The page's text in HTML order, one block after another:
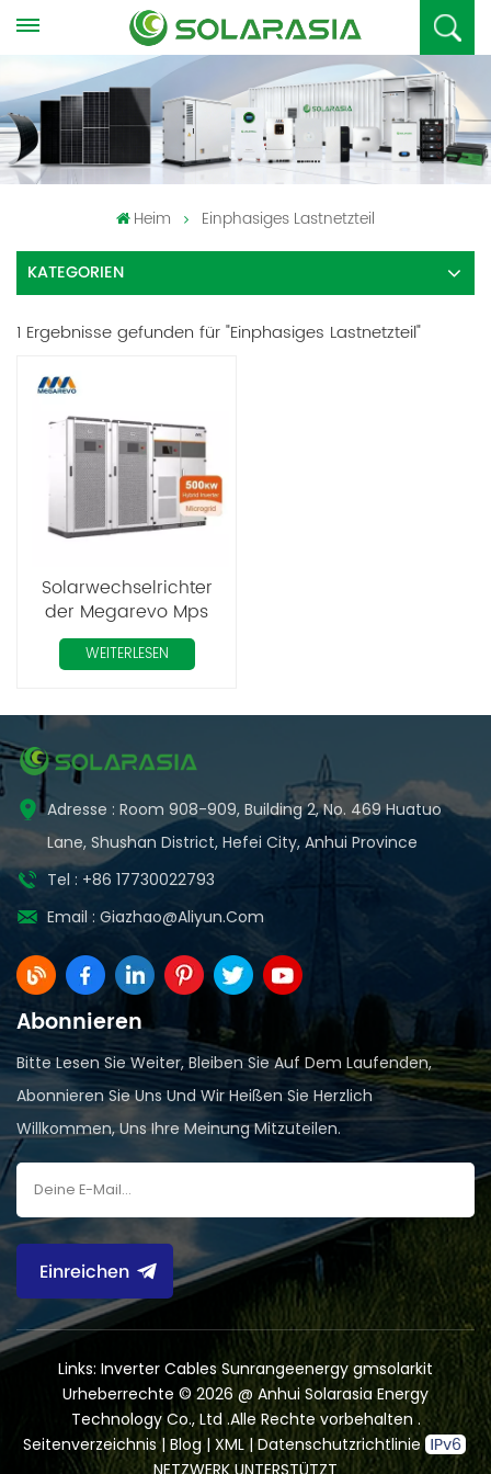
Heim Einphasiges Lastnetzteil
KATEGORIEN
1 Ergebnisse gefunden für "Einphasiges Lastnetzteil"
Solarwechselrichter
der Megarevo Mps
Microgrid-Serie, 50 kW
bis 500 kW,
Wechselrichter
WEITERLESEN
Adresse : Room 908-909, Building 2, No. 469 Huatuo
Lane, Shushan District, Hefei City, Anhui Province
Tel : +86 17730022793
Email : Giazhao@aliyun.com
Abonnieren
Bitte Lesen Sie Weiter, Bleiben Sie Auf Dem Laufenden,
Abonnieren Sie Uns Und Wir Heißen Sie Herzlich
Willkommen, Uns Ihre Meinung Mitzuteilen.
Einreichen
Links: Inverter Cables Sunrangeenergy gmsolarkit
Urheberrechte © 2026 @ Anhui Solarasia Energy
Technology Co., Ltd .Alle Rechte vorbehalten .
Seitenverzeichnis| Blog| XML|Datenschutzrichtlinie
NETZWERK UNTERSTÜTZT